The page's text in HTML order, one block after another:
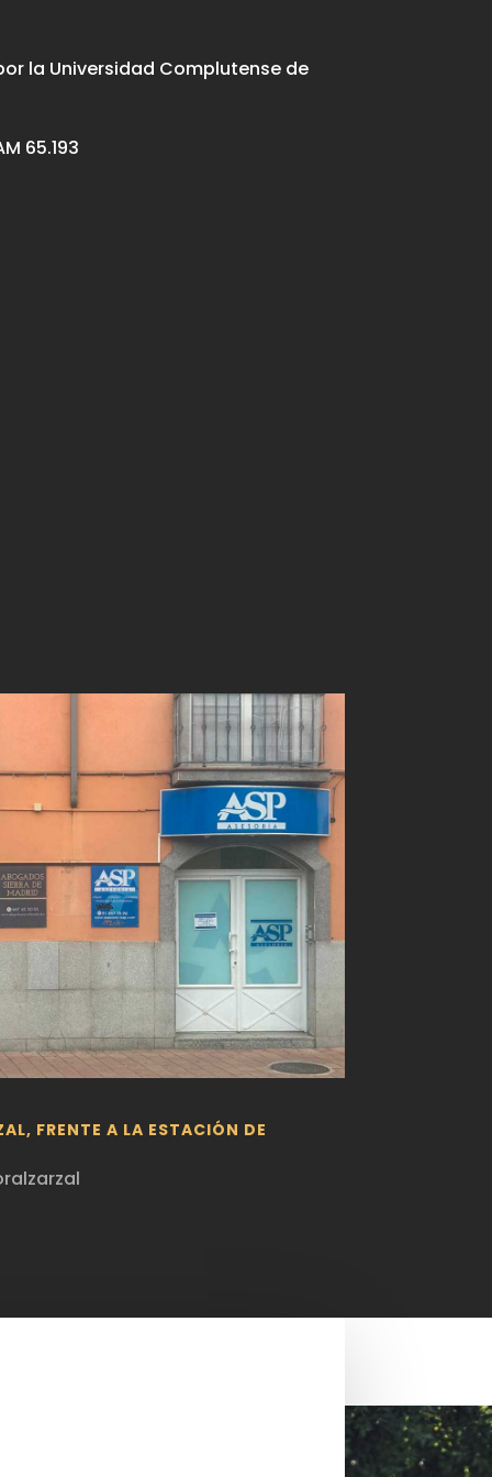
la Universidad Complutense de
65.193
FRENTE A LA ESTACIÓN DE